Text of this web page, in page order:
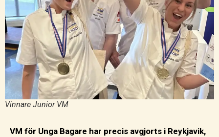
Vinnare Junior VM
VM för Unga Bagare har precis avgjorts i Reykjavik,